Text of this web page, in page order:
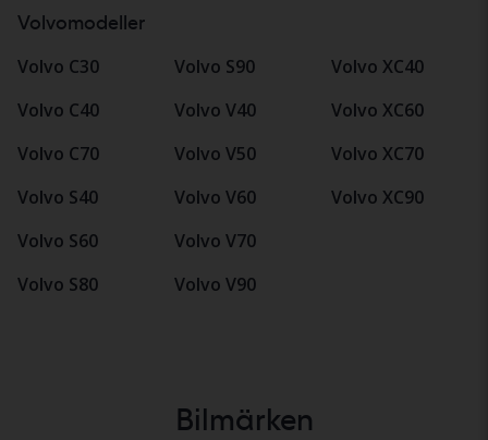
Volvomodeller
Volvo C30
Volvo C40
Volvo C70
Volvo S40
Volvo S60
Volvo S80
Volvo S90
Volvo V40
Volvo V50
Volvo V60
Volvo V70
Volvo V90
Volvo XC40
Volvo XC60
Volvo XC70
Volvo XC90
Bilmärken